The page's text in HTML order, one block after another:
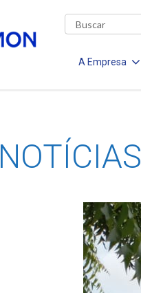
A Empresa
NOTÍCIAS